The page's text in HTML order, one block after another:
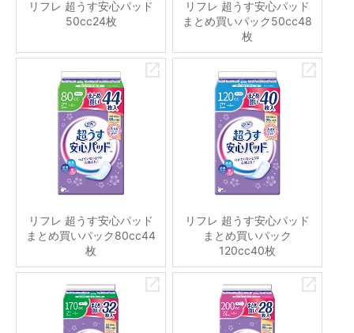
リフレ 超うす安心パッド
50cc24枚
リフレ 超うす安心パッド
まとめ買いパック50cc48
枚
リフレ 超うす安心パッド
まとめ買いパック80cc44
枚
リフレ 超うす安心パッド
まとめ買いパック
120cc40枚